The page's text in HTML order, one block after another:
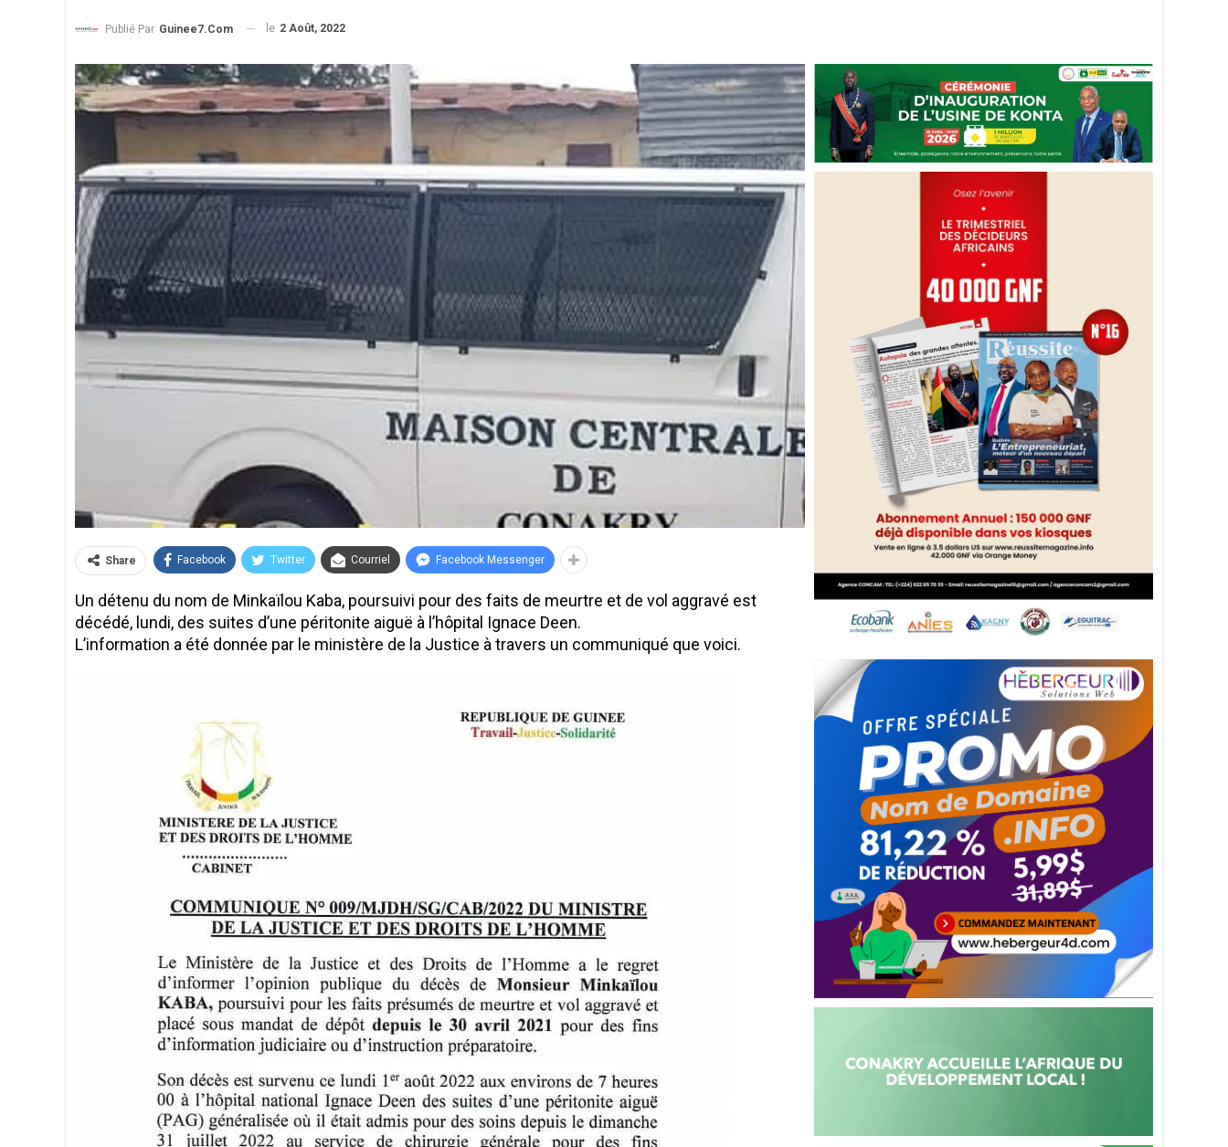
Publié Par Guinee7.com le 2 Août, 2022
Share Facebook Twitter Courriel Facebook Messenger
Un détenu du nom de Minkaïlou Kaba, poursuivi pour des faits de meurtre et de vol aggravé est
décédé, lundi, des suites d’une péritonite aiguë à l’hôpital Ignace Deen.
L’information a été donnée par le ministère de la Justice à travers un communiqué que voici.